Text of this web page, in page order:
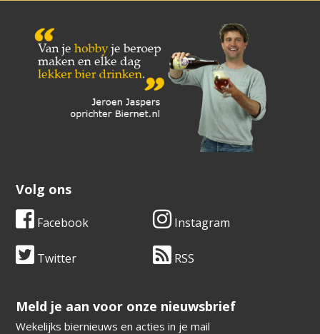
Volg ons
Facebook Instagram
Twitter RSS
​​​​​​​Meld je aan voor onze nieuwsbrief
Wekelijks biernieuws en acties in je mail